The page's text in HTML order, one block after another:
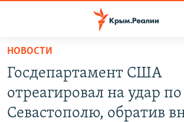
Вернуться
основному
содержанию
Вернутся
СПЕЦПРОЕКТЫ
ВОДА
НОВОСТИ
Госдепартамент США
отреагировал на удар по
Севастополю, обратив